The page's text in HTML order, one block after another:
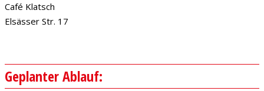
Café Klatsch
Elsässer Str. 17
Geplanter Ablauf: